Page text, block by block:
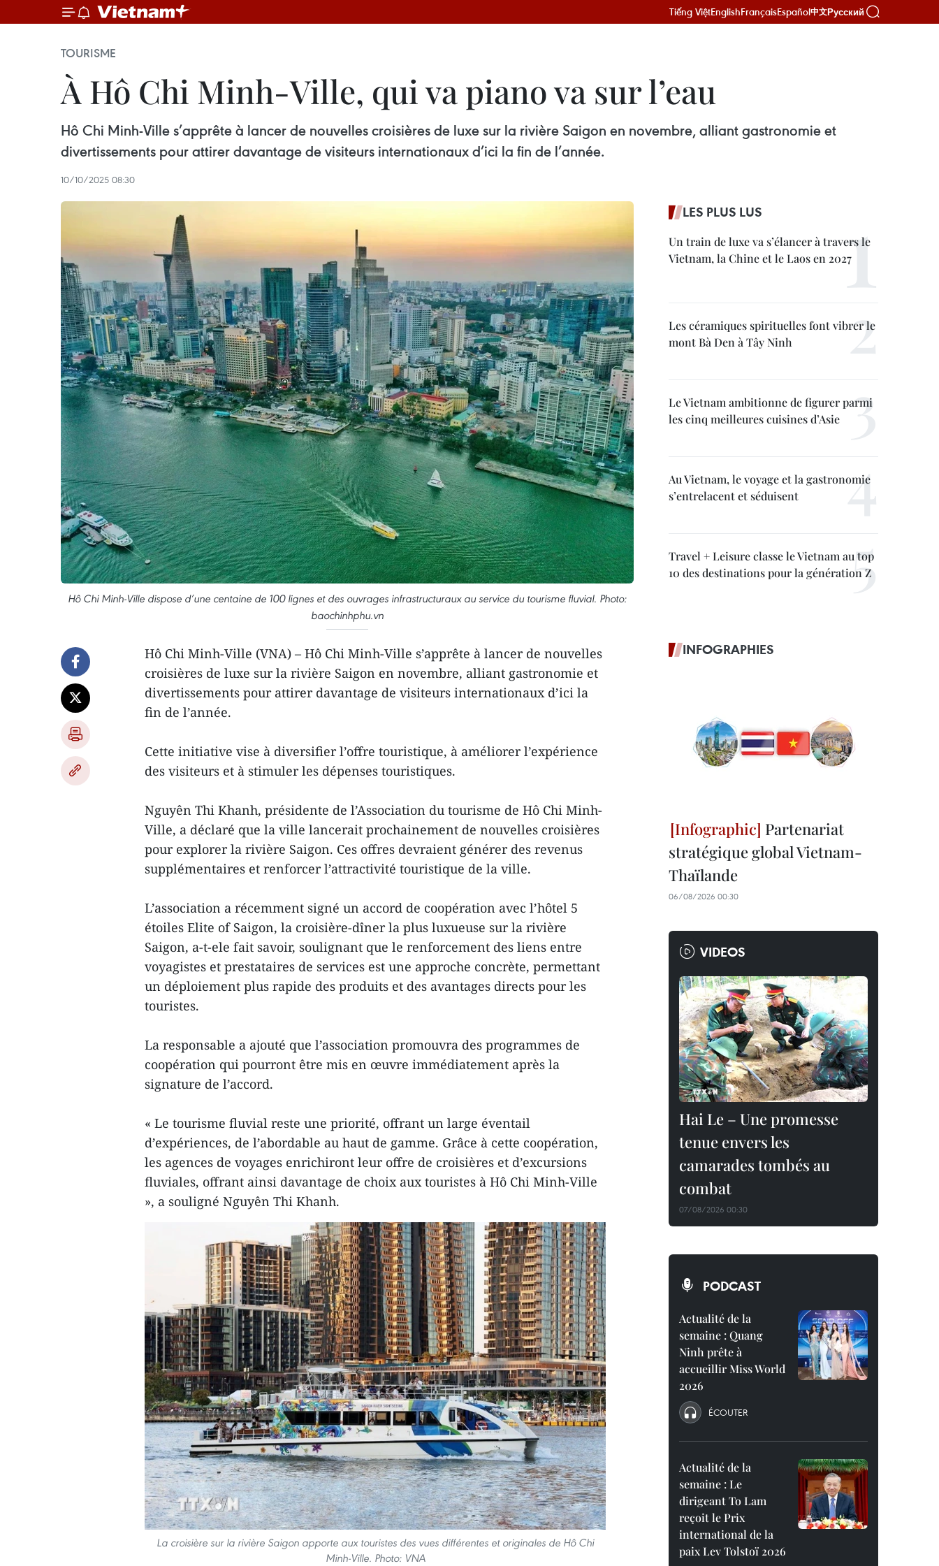
Tiếng ViệtEnglishFrançaisEspañol中文Русский
TOURISME
À Hô Chi Minh-Ville, qui va piano va sur l’eau
Hô Chi Minh-Ville s’apprête à lancer de nouvelles croisières de luxe sur la rivière Saigon en novembre, alliant gastronomie et
divertissements pour attirer davantage de visiteurs internationaux d’ici la fin de l’année.
10/10/2025 08:30
Hô Chi Minh-Ville dispose d’une centaine de 100 lignes et des ouvrages infrastructuraux au service du tourisme fluvial. Photo:
baochinhphu.vn
Hô Chi Minh-Ville (VNA) – Hô Chi Minh-Ville s’apprête à lancer de nouvelles
croisières de luxe sur la rivière Saigon en novembre, alliant gastronomie et
divertissements pour attirer davantage de visiteurs internationaux d’ici la
fin de l’année.
Cette initiative vise à diversifier l’offre touristique, à améliorer l’expérience
des visiteurs et à stimuler les dépenses touristiques.
Nguyên Thi Khanh, présidente de l’Association du tourisme de Hô Chi Minh-
Ville, a déclaré que la ville lancerait prochainement de nouvelles croisières
pour explorer la rivière Saigon. Ces offres devraient générer des revenus
supplémentaires et renforcer l’attractivité touristique de la ville.
L’association a récemment signé un accord de coopération avec l’hôtel 5
étoiles Elite of Saigon, la croisière-dîner la plus luxueuse sur la rivière
Saigon, a-t-ele fait savoir, soulignant que le renforcement des liens entre
voyagistes et prestataires de services est une approche concrète, permettant
un déploiement plus rapide des produits et des avantages directs pour les
touristes.
La responsable a ajouté que l’association promouvra des programmes de
coopération qui pourront être mis en œuvre immédiatement après la
signature de l’accord.
« Le tourisme fluvial reste une priorité, offrant un large éventail
d’expériences, de l’abordable au haut de gamme. Grâce à cette coopération,
les agences de voyages enrichiront leur offre de croisières et d’excursions
fluviales, offrant ainsi davantage de choix aux touristes à Hô Chi Minh-Ville
», a souligné Nguyên Thi Khanh.
La croisière sur la rivière Saigon apporte aux touristes des vues différentes et originales de Hô Chi
Minh-Ville. Photo: VNA
LES PLUS LUS
Un train de luxe va s’élancer à travers le
Vietnam, la Chine et le Laos en 2027
Les céramiques spirituelles font vibrer le
mont Bà Den à Tây Ninh
Le Vietnam ambitionne de figurer parmi
les cinq meilleures cuisines d’Asie
Au Vietnam, le voyage et la gastronomie
s’entrelacent et séduisent
Travel + Leisure classe le Vietnam au top
10 des destinations pour la génération Z
INFOGRAPHIES
Partenariat
stratégique global Vietnam-
Thaïlande
06/08/2026 00:30
VIDEOS
Hai Le – Une promesse
tenue envers les
camarades tombés au
combat
07/08/2026 00:30
PODCAST
Actualité de la
semaine : Quang
Ninh prête à
accueillir Miss World
2026
ÉCOUTER
Actualité de la
semaine : Le
dirigeant To Lam
reçoit le Prix
international de la
paix Lev Tolstoï 2026